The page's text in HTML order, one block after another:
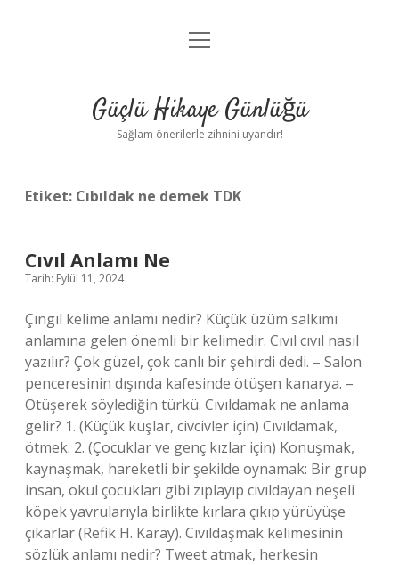
Anasayfa
Yasal Uyarı
menüyü
Güçlü Hikaye Günlüğü
Sağlam önerilerle zihnini uyandır!
Etiket: Cıbıldak ne demek TDK
Cıvıl Anlamı Ne
Tarih: Eylül 11, 2024
Çıngıl kelime anlamı nedir? Küçük üzüm salkımı
anlamına gelen önemli bir kelimedir. Cıvıl cıvıl nasıl
yazılır? Çok güzel, çok canlı bir şehirdi dedi. – Salon
penceresinin dışında kafesinde ötüşen kanarya. –
Ötüşerek söylediğin türkü. Cıvıldamak ne anlama
gelir? 1. (Küçük kuşlar, civcivler için) Cıvıldamak,
ötmek. 2. (Çocuklar ve genç kızlar için) Konuşmak,
kaynaşmak, hareketli bir şekilde oynamak: Bir grup
insan, okul çocukları gibi zıplayıp cıvıldayan neşeli
köpek yavrularıyla birlikte kırlara çıkıp yürüyüşe
çıkarlar (Refik H. Karay). Cıvıldaşmak kelimesinin
sözlük anlamı nedir? Tweet atmak, herkesin